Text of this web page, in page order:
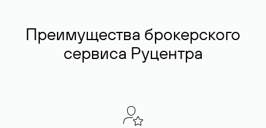
Преимущества брокерского
сервиса Руцентра